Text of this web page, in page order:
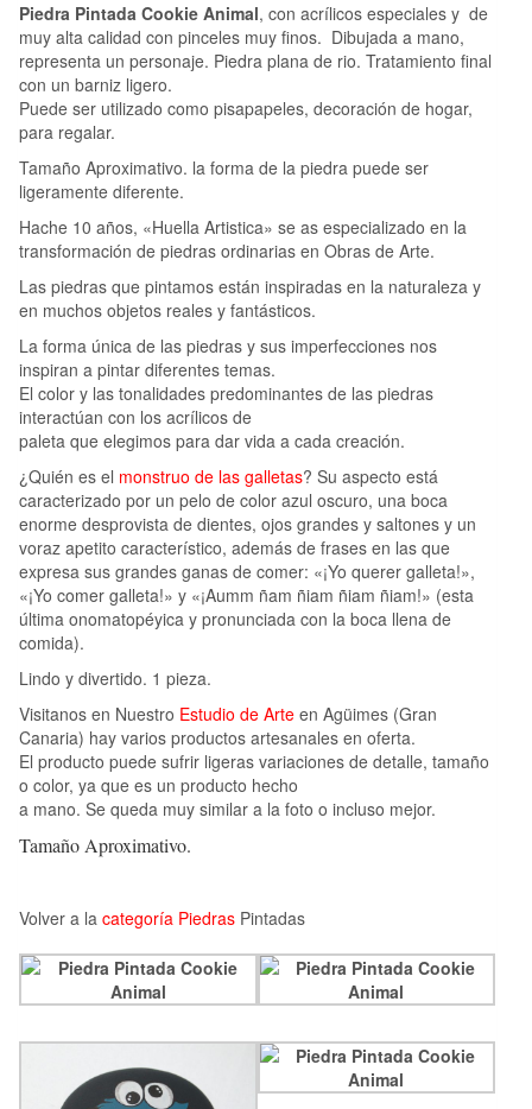
Piedra Pintada Cookie Animal, con acrílicos especiales y de
muy alta calidad con pinceles muy finos. Dibujada a mano,
representa un personaje. Piedra plana de rio. Tratamiento final
con un barniz ligero.
Puede ser utilizado como pisapapeles, decoración de hogar,
para regalar.
Tamaño Aproximativo. la forma de la piedra puede ser
ligeramente diferente.
Hache 10 años, «Huella Artistica» se as especializado en la
transformación de piedras ordinarias en Obras de Arte.
Las piedras que pintamos están inspiradas en la naturaleza y
en muchos objetos reales y fantásticos.
La forma única de las piedras y sus imperfecciones nos
inspiran a pintar diferentes temas.
El color y las tonalidades predominantes de las piedras
interactúan con los acrílicos de
paleta que elegimos para dar vida a cada creación.
¿Quién es el monstruo de las galletas? Su aspecto está
caracterizado por un pelo de color azul oscuro, una boca
enorme desprovista de dientes, ojos grandes y saltones y un
voraz apetito característico, además de frases en las que
expresa sus grandes ganas de comer: «¡Yo querer galleta!»,
«¡Yo comer galleta!» y «¡Aumm ñam ñiam ñiam ñiam!» (esta
última onomatopéyica y pronunciada con la boca llena de
comida).
Lindo y divertido. 1 pieza.
Visitanos en Nuestro Estudio de Arte en Agüimes (Gran
Canaria) hay varios productos artesanales en oferta.
El producto puede sufrir ligeras variaciones de detalle, tamaño
o color, ya que es un producto hecho
a mano. Se queda muy similar a la foto o incluso mejor.
Tamaño Aproximativo.
Volver a la categoría Piedras Pintadas